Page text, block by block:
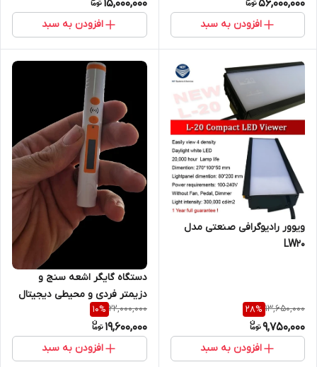
56,000,000
افزودن به سبد
15,000,000
افزودن به سبد
ویوور رادیوگرافی صنعتی مدل
LW20
13,650,000
28%
9,750,000
افزودن به سبد
دستگاه گایگر اشعه سنج و
دزیمتر فردی و محیطی دیجیتال
و هشداردهنده پرتوهای ایکس و
پرتوهای ایکس و گاما)
22,000,000
10%
19,600,000
افزودن به سبد